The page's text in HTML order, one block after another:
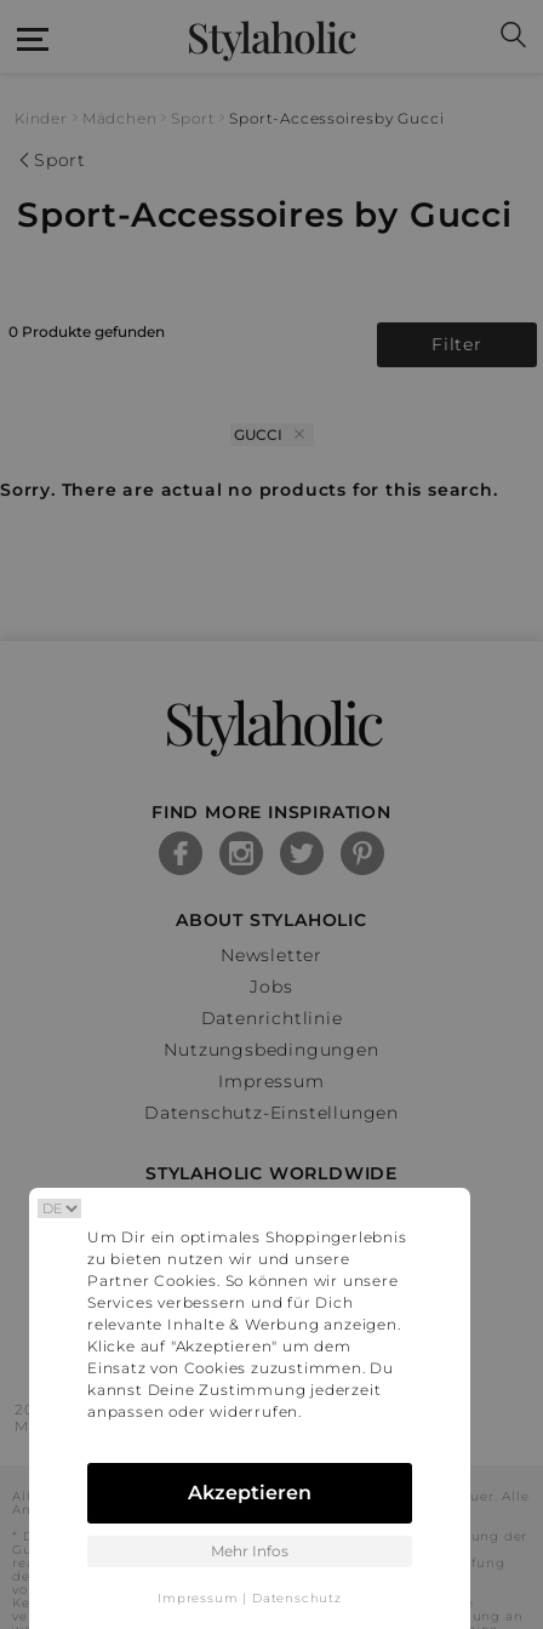
Stylaholic
Kinder Mädchen Sport Sport-Accessoiresby Gucci
Sport
Sport-Accessoires by Gucci
0 Produkte gefunden
Filter
GUCCI
Sorry. There are actual no products for this search.
Stylaholic
FIND MORE INSPIRATION
ABOUT STYLAHOLIC
Newsletter
Jobs
Datenrichtlinie
Nutzungsbedingungen
Impressum
Datenschutz-Einstellungen
STYLAHOLIC WORLDWIDE
Österreich
Schweiz
France
United States
2016 - 2026 © Stylaholic.
Made for you with love in munich.
Alle Preise inkl. der jeweils geltenden gesetzlichen Mehrwertsteuer. Alle
Angaben ohne Gewähr.
* Die angezeigten Preise beinhalten Rabatte, die durch die Nutzung der
Gutschein-Codes auf den Seiten unserer Partner voraussichtlich
realisiert werden können. Stylaholic führt keine vollständige Prüfung
der Gutschein-Codes durch und es kann daher in Einzelfällen
vorkommen, dass die Gutscheine abweichend von unserem
Kenntnisstand bei dem jeweiligen Shop nicht oder nur teilweise
verwendet werden können. Darüber hinaus kann deren Verwendung an
Um Dir ein optimales Shoppingerlebnis
zu bieten nutzen wir und unsere
Partner Cookies. So können wir unsere
Services verbessern und für Dich
relevante Inhalte & Werbung anzeigen.
Klicke auf "Akzeptieren" um dem
Einsatz von Cookies zuzustimmen. Du
kannst Deine Zustimmung jederzeit
anpassen oder widerrufen.
Akzeptieren
Mehr Infos
Impressum | Datenschutz